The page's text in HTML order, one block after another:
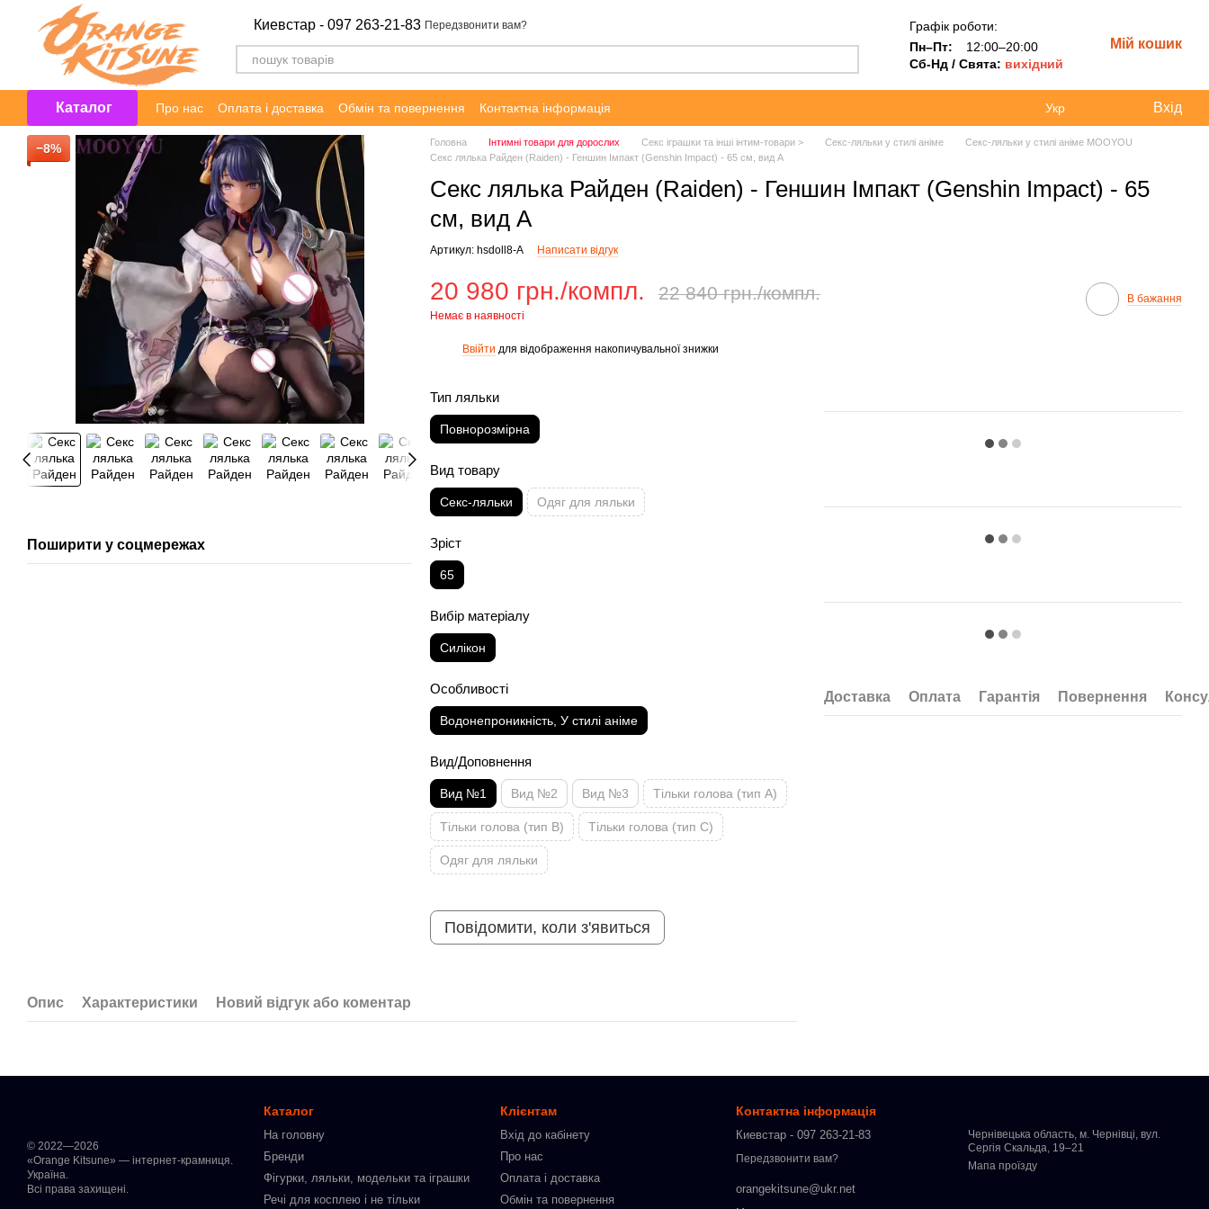
Перейти до основного контенту
Киевстар - 097 263-21-83 Передзвонити вам?
Графік роботи:
Пн–Пт:
12:00–20:00
Сб-Нд / Свята: вихідний
Мій кошик
Каталог Про нас Оплата і доставка Обмін та повернення Контактна інформація Укр Вхід
−8%
Поширити у соцмережах
Головна Інтимні товари для дорослих Секс іграшки та інші інтим-товари > Секс-ляльки у стилі аніме
Секс-ляльки у стилі аніме MOOYOU
Секс лялька Райден (Raiden) - Геншин Імпакт (Genshin Impact) - 65 см, вид А
Секс лялька Райден (Raiden) - Геншин Імпакт (Genshin Impact) - 65
см, вид А
Артикул: hsdoll8-A Написати відгук
20 980 грн./компл. 22 840 грн./компл.
Немає в наявності
В бажання
Ввійти для відображення накопичувальної знижки
Тип ляльки
Повнорозмірна
Вид товару
Секс-ляльки Одяг для ляльки
Зріст
65
Вибір матеріалу
Силікон
Особливості
Водонепроникність, У стилі аніме
Вид/Доповнення
Вид №1 Вид №2 Вид №3 Тільки голова (тип А)
Тільки голова (тип B) Тільки голова (тип С)
Одяг для ляльки
Повідомити, коли з'явиться
Доставка Оплата Гарантія Повернення
Опис Характеристики Новий відгук або коментар
© 2022—2026
«Orange Kitsune» — інтернет-крамниця.
Україна.
Всі права захищені.
Каталог
На головну
Бренди
Фігурки, ляльки, модельки та іграшки
Речі для косплею і не тільки
Клієнтам
Вхід до кабінету
Про нас
Оплата і доставка
Обмін та повернення
Контактна інформація
Киевстар - 097 263-21-83
Передзвонити вам?
orangekitsune@ukr.net
Чернівецька область, м. Чернівці, вул.
Сергія Скальда, 19–21
Мапа проїзду